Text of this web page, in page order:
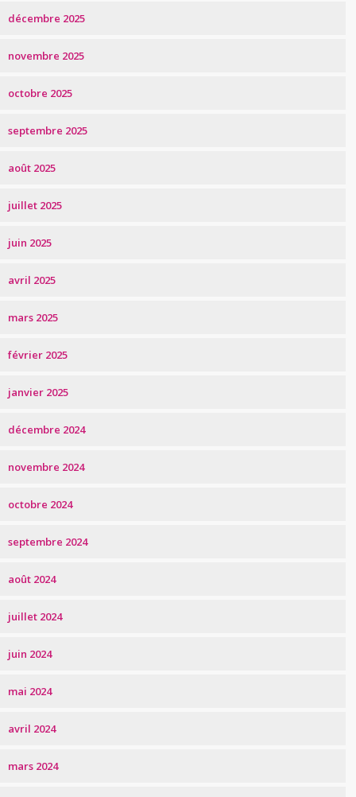
décembre 2025
novembre 2025
octobre 2025
septembre 2025
août 2025
juillet 2025
juin 2025
avril 2025
mars 2025
février 2025
janvier 2025
décembre 2024
novembre 2024
octobre 2024
septembre 2024
août 2024
juillet 2024
juin 2024
mai 2024
avril 2024
mars 2024